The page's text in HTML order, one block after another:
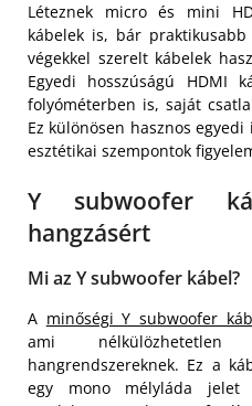
Léteznek micro és mini
kábelek is, bár
végekkel szerelt kábelek
Egyedi hosszúságú HDMI
folyóméterben is, saját
Ez különösen hasznos
esztétikai szempontok
Y subwoofer
hangzásért
Mi az Y subwoofer kábel?
A minőségi Y subwoofer
ami
hangrendszereknek. Ez a
egy mono mélyláda jelet